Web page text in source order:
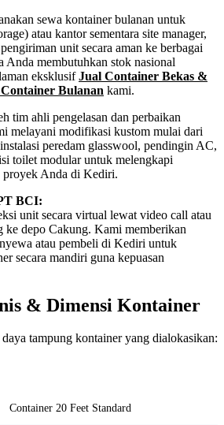
sewa kontainer bulanan untuk
atau kantor sementara site manager,
unit secara aman ke berbagai
Anda membutuhkan stok nasional
eksklusifJual Container Bekas &
Container Bulanan kami.
tim ahli pengelasan dan perbaikan
melayani modifikasi kustom mulai dari
peredam glasswool, pendingin AC,
toilet modular untuk melengkapi
proyek Anda di Kediri.
BCI:
unit secara virtual lewat video call atau
ke depo Cakung. Kami memberikan
atau pembeli di Kediri untuk
secara mandiri guna kepuasan
& Dimensi Kontainer
tampung kontainer yang dialokasikan:
Container 20 Feet Standard